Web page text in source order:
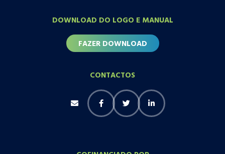
DOWNLOAD DO LOGO E MANUAL
FAZER DOWNLOAD
CONTACTOS